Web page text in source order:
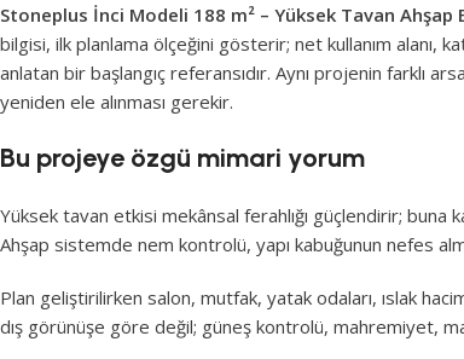
Stoneplus İnci Modeli 188 m² – Yüksek Tavan Ahşap
bilgisi, ilk planlama ölçeğini gösterir; net kullanım alanı,
anlatan bir başlangıç referansıdır. Aynı projenin farklı
yeniden ele alınması gerekir.
Bu projeye özgü mimari yorum
Yüksek tavan etkisi mekânsal ferahlığı güçlendirir; buna
Ahşap sistemde nem kontrolü, yapı kabuğunun nefes
Plan geliştirilirken salon, mutfak, yatak odaları, ıslak
dış görünüşe göre değil; güneş kontrolü, mahremiyet,